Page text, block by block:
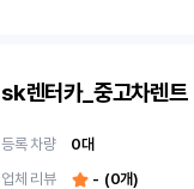
sk렌터카_중고차렌트
등록 차량 0대
업체 리뷰
- (0개)